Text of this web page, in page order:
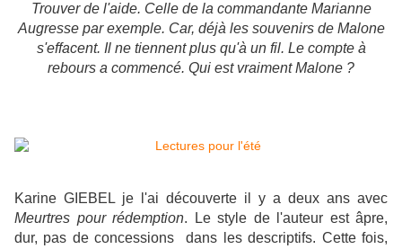
Trouver de l'aide. Celle de la commandante Marianne
Augresse par exemple. Car, déjà les souvenirs de Malone
s'effacent. Il ne tiennent plus qu'à un fil. Le compte à
rebours a commencé. Qui est vraiment Malone ?
Karine GIEBEL je l'ai découverte il y a deux ans avec
Meurtres pour rédemption. Le style de l'auteur est âpre,
dur, pas de concessions dans les descriptifs. Cette fois,